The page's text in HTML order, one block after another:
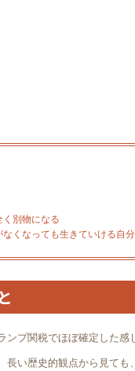
別物になる
くなっても生きていける自
プ関税でほぼ確定した感
長い歴史的観点から見て